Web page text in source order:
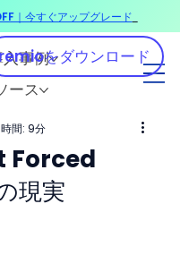
事例
ース
をダウンロード
Forced
現実
間: 9分
｜今すぐアップグレード